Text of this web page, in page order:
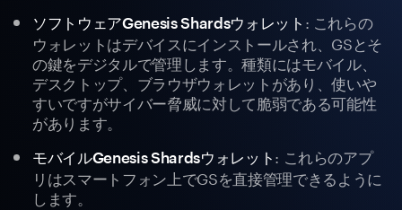
ソフトウェアGenesis Shardsウォレット : これらの
ウォレットはデバイスにインストールされ、GSとそ
の鍵をデジタルで管理します。種類にはモバイル、
デスクトップ、ブラウザウォレットがあり、使いや
すいですがサイバー脅威に対して脆弱である可能性
があります。
モバイルGenesis Shardsウォレット : これらのアプ
リはスマートフォン上でGSを直接管理できるように
します。